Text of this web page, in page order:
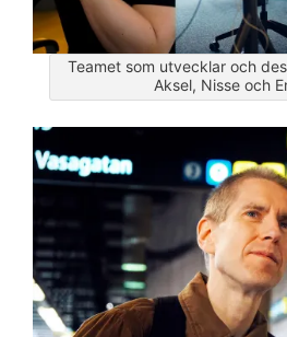
Teamet som utvecklar och
Aksel, Nisse och